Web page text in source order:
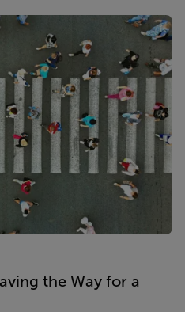
the Way for a